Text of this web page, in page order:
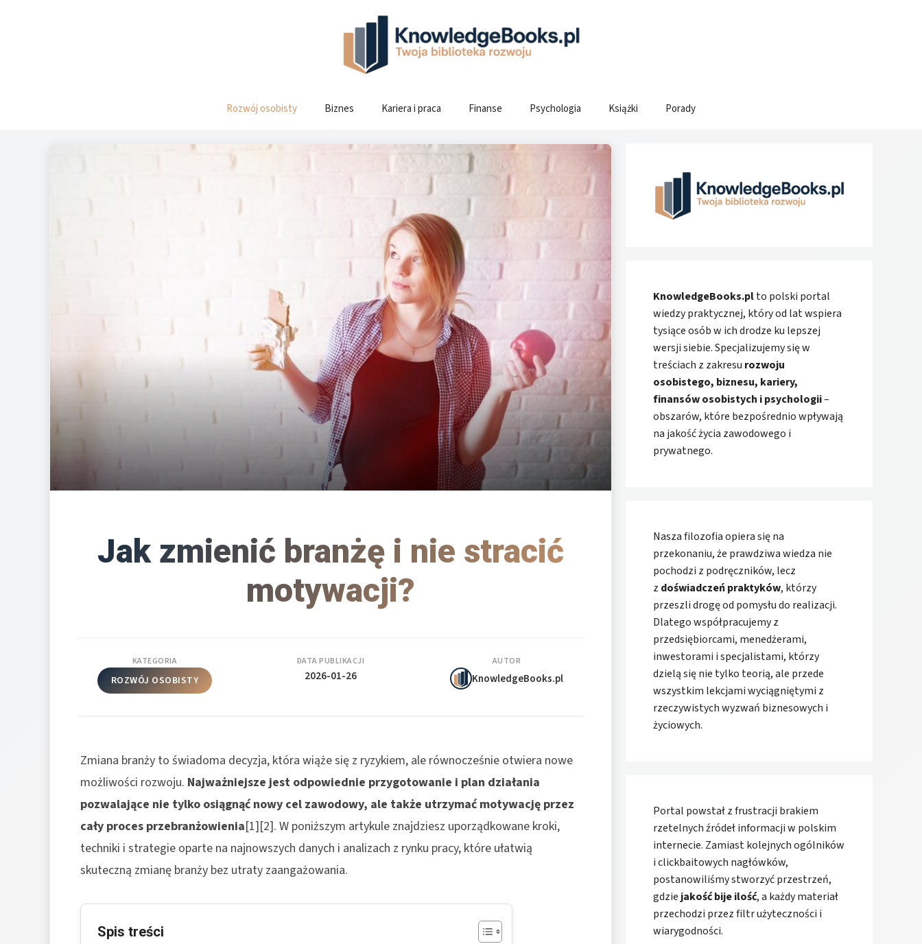
Rozwój osobisty Biznes Kariera i praca Finanse Psychologia Książki Porady
Jak zmienić branżę i nie stracić
motywacji?
KATEGORIA
ROZWÓJ OSOBISTY
DATA PUBLIKACJI
2026-01-26
AUTOR
KnowledgeBooks.pl
Zmiana branży to świadoma decyzja, która wiąże się z ryzykiem, ale równocześnie otwiera nowe
możliwości rozwoju. Najważniejsze jest odpowiednie przygotowanie i plan działania
pozwalające nie tylko osiągnąć nowy cel zawodowy, ale także utrzymać motywację przez
cały proces przebranżowienia[1][2]. W poniższym artykule znajdziesz uporządkowane kroki,
techniki i strategie oparte na najnowszych danych i analizach z rynku pracy, które ułatwią
skuteczną zmianę branży bez utraty zaangażowania.
Spis treści
KnowledgeBooks.plto polski portal
wiedzy praktycznej, który od lat wspiera
tysiące osób w ich drodze ku lepszej
wersji siebie. Specjalizujemy się w
treściach z zakresu rozwoju
osobistego, biznesu, kariery,
finansów osobistych i psychologii–
obszarów, które bezpośrednio wpływają
na jakość życia zawodowego i
prywatnego.
Nasza filozofia opiera się na
przekonaniu, że prawdziwa wiedza nie
pochodzi z podręczników, lecz
z doświadczeń praktyków, którzy
przeszli drogę od pomysłu do realizacji.
Dlatego współpracujemy z
przedsiębiorcami, menedżerami,
inwestorami i specjalistami, którzy
dzielą się nie tylko teorią, ale przede
wszystkim lekcjami wyciągniętymi z
rzeczywistych wyzwań biznesowych i
życiowych.
Portal powstał z frustracji brakiem
rzetelnych źródeł informacji w polskim
internecie. Zamiast kolejnych ogólników
i clickbaitowych nagłówków,
postanowiliśmy stworzyć przestrzeń,
gdzie jakość bije ilość, a każdy materiał
przechodzi przez filtr użyteczności i
wiarygodności.